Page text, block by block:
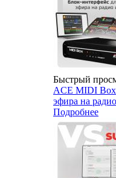
Быстрый
ACE MIDI Box
эфира на
Подробнее